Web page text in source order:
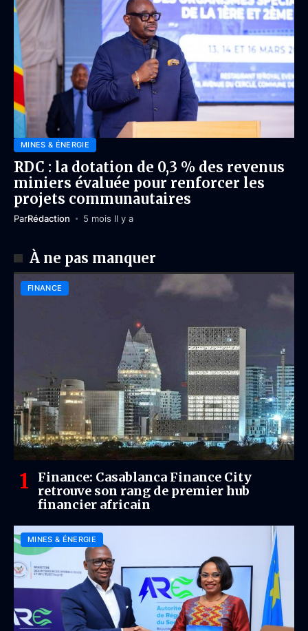
MINES & ÉNERGIE
RDC : la dotation de 0,3 % des revenus
miniers évaluée pour renforcer les
projets communautaires
ParRédaction 5 mois Il y a
À ne pas manquer
FINANCE
Finance: Casablanca Finance City
retrouve son rang de premier hub
financier africain
MINES & ÉNERGIE